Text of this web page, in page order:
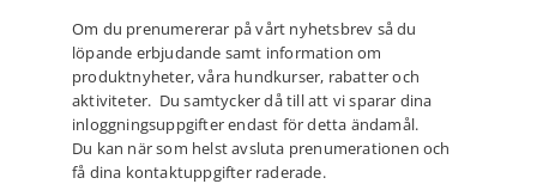
Om du prenumererar på vårt nyhetsbrev så du
löpande erbjudande samt information om
produktnyheter, våra hundkurser, rabatter och
aktiviteter. Du samtycker då till att vi sparar dina
inloggningsuppgifter endast för detta ändamål.
Du kan när som helst avsluta prenumerationen och
få dina kontaktuppgifter raderade.